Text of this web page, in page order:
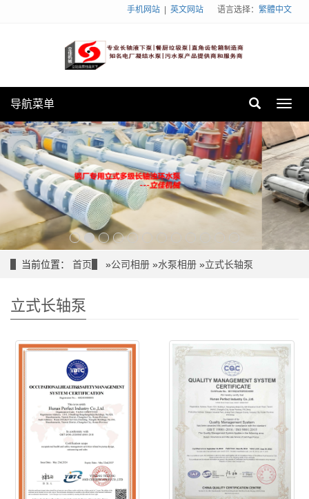
语言选择： 繁體中文
手机网站 英文网站
导航菜单
当前位置： 首页 »公司相册 »水泵相册 »立式长轴泵
立式长轴泵